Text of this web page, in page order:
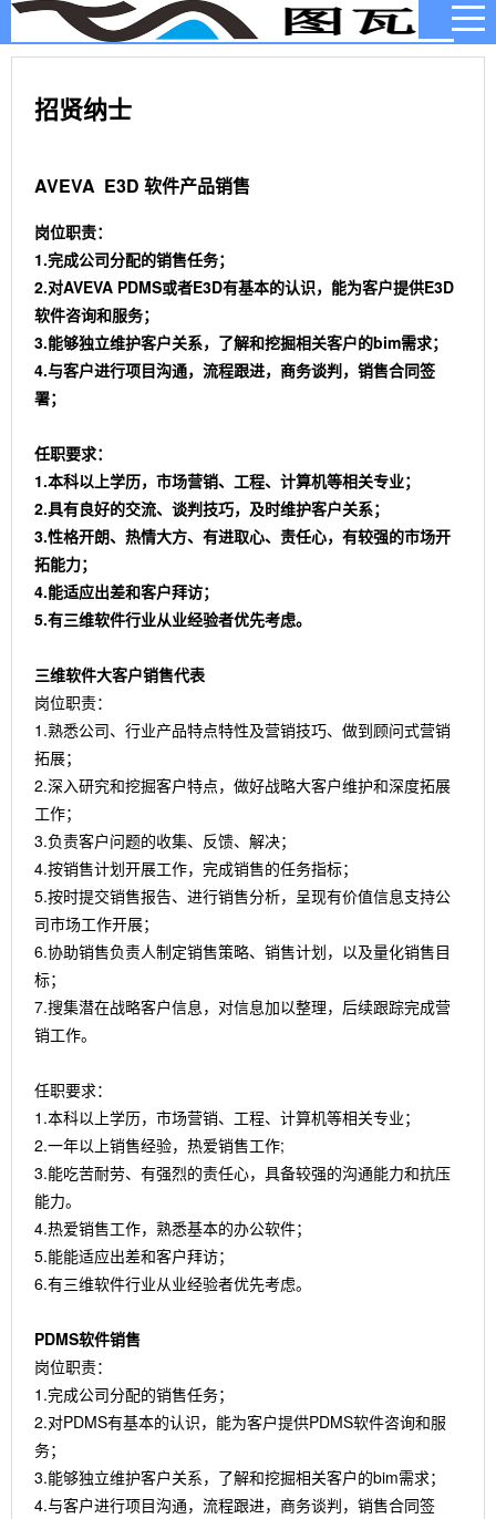
招贤纳士
AVEVA E3D 软件产品销售
岗位职责：
1.完成公司分配的销售任务；
2.对AVEVA PDMS或者E3D有基本的认识，能为客户提供E3D
软件咨询和服务；
3.能够独立维护客户关系，了解和挖掘相关客户的bim需求；
4.与客户进行项目沟通，流程跟进，商务谈判，销售合同签
署；
任职要求：
1.本科以上学历，市场营销、工程、计算机等相关专业；
2.具有良好的交流、谈判技巧，及时维护客户关系；
3.性格开朗、热情大方、有进取心、责任心，有较强的市场开
拓能力；
4.能适应出差和客户拜访；
5.有三维软件行业从业经验者优先考虑。
三维软件大客户销售代表
岗位职责：
1.熟悉公司、行业产品特点特性及营销技巧、做到顾问式营销
拓展；
2.深入研究和挖掘客户特点，做好战略大客户维护和深度拓展
工作；
3.负责客户问题的收集、反馈、解决；
4.按销售计划开展工作，完成销售的任务指标；
5.按时提交销售报告、进行销售分析，呈现有价值信息支持公
司市场工作开展；
6.协助销售负责人制定销售策略、销售计划，以及量化销售目
标；
7.搜集潜在战略客户信息，对信息加以整理，后续跟踪完成营
销工作。
任职要求：
1.本科以上学历，市场营销、工程、计算机等相关专业；
2.一年以上销售经验，热爱销售工作;
3.能吃苦耐劳、有强烈的责任心，具备较强的沟通能力和抗压
能力。
4.热爱销售工作，熟悉基本的办公软件；
5.能能适应出差和客户拜访；
6.有三维软件行业从业经验者优先考虑。
PDMS软件销售
岗位职责：
1.完成公司分配的销售任务；
2.对PDMS有基本的认识，能为客户提供PDMS软件咨询和服
务；
3.能够独立维护客户关系，了解和挖掘相关客户的bim需求；
4.与客户进行项目沟通，流程跟进，商务谈判，销售合同签